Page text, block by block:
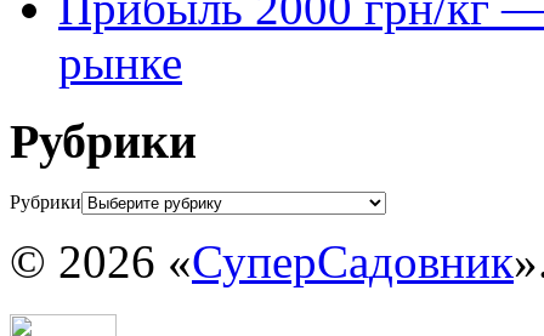
рынке
Рубрики
Рубрики
© 2026 «СуперСадовник